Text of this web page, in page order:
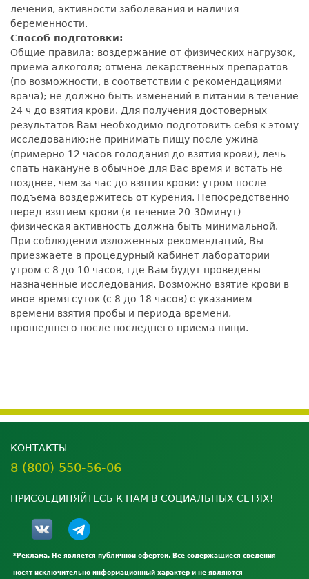
лечения, активности заболевания и наличия
беременности.
Способ подготовки:
Общие правила: воздержание от физических нагрузок,
приема алкоголя; отмена лекарственных препаратов
(по возможности, в соответствии с рекомендациями
врача); не должно быть изменений в питании в течение
24 ч до взятия крови. Для получения достоверных
результатов Вам необходимо подготовить себя к этому
исследованию:не принимать пищу после ужина
(примерно 12 часов голодания до взятия крови), лечь
спать накануне в обычное для Вас время и встать не
позднее, чем за час до взятия крови: утром после
подъема воздержитесь от курения. Непосредственно
перед взятием крови (в течение 20-30минут)
физическая активность должна быть минимальной.
При соблюдении изложенных рекомендаций, Вы
приезжаете в процедурный кабинет лаборатории
утром с 8 до 10 часов, где Вам будут проведены
назначенные исследования. Возможно взятие крови в
иное время суток (с 8 до 18 часов) с указанием
времени взятия пробы и периода времени,
прошедшего после последнего приема пищи.
КОНТАКТЫ
8 (800) 550-56-06
ПРИСОЕДИНЯЙТЕСЬ К НАМ В СОЦИАЛЬНЫХ СЕТЯХ!
*Реклама. Не является публичной офертой. Все содержащиеся сведения
носят исключительно информационный характер и не являются